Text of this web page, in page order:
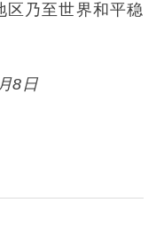
区乃至世界和平稳
8日